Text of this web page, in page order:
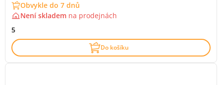
Obvykle do 7 dnů
Není skladem na prodejnách
5
Do košíku